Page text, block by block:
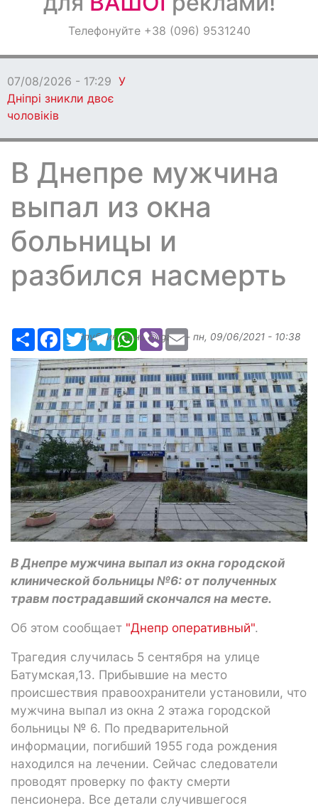
ОголошенняТелефонуйте +38 (096) 9531240
07/08/2026 - 17:29 У
Дніпрі зникли двоє
чоловіків
В Днепре мужчина
выпал из окна
больницы и
разбился насмерть
РесурсFacebook
TwitterTelegramWhatsApp
ViberEmail
Опубликованоbugaev- пн, 09/06/2021 - 10:38
В Днепре мужчина выпал из окна городской
клинической больницы №6: от полученных
травм пострадавший скончался на месте.
Об этом сообщает "Днепр оперативный".
Трагедия случилась 5 сентября на улице
Батумская,13. Прибывшие на место
происшествия правоохранители установили, что
мужчина выпал из окна 2 этажа городской
больницы № 6. По предварительной
информации, погибший 1955 года рождения
находился на лечении. Сейчас следователи
проводят проверку по факту смерти
пенсионера. Все детали случившегося